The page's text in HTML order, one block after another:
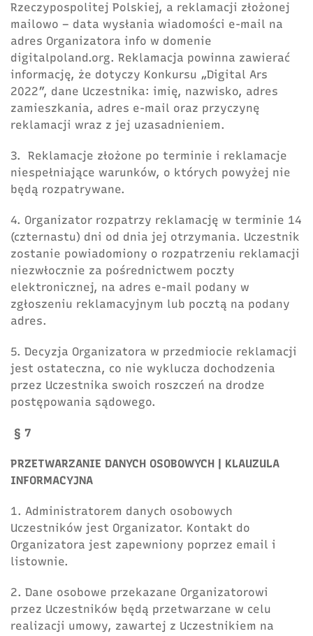
Rzeczypospolitej Polskiej, a reklamacji złożonej
mailowo – data wysłania wiadomości e-mail na
adres Organizatora info w domenie
digitalpoland.org. Reklamacja powinna zawierać
informację, że dotyczy Konkursu „Digital Ars
2022”, dane Uczestnika: imię, nazwisko, adres
zamieszkania, adres e-mail oraz przyczynę
reklamacji wraz z jej uzasadnieniem.
3. Reklamacje złożone po terminie i reklamacje
niespełniające warunków, o których powyżej nie
będą rozpatrywane.
4. Organizator rozpatrzy reklamację w terminie 14
(czternastu) dni od dnia jej otrzymania. Uczestnik
zostanie powiadomiony o rozpatrzeniu reklamacji
niezwłocznie za pośrednictwem poczty
elektronicznej, na adres e-mail podany w
zgłoszeniu reklamacyjnym lub pocztą na podany
adres.
5. Decyzja Organizatora w przedmiocie reklamacji
jest ostateczna, co nie wyklucza dochodzenia
przez Uczestnika swoich roszczeń na drodze
postępowania sądowego.
§ 7
PRZETWARZANIE DANYCH OSOBOWYCH | KLAUZULA
INFORMACYJNA
1. Administratorem danych osobowych
Uczestników jest Organizator. Kontakt do
Organizatora jest zapewniony poprzez email i
listownie.
2. Dane osobowe przekazane Organizatorowi
przez Uczestników będą przetwarzane w celu
realizacji umowy, zawartej z Uczestnikiem na